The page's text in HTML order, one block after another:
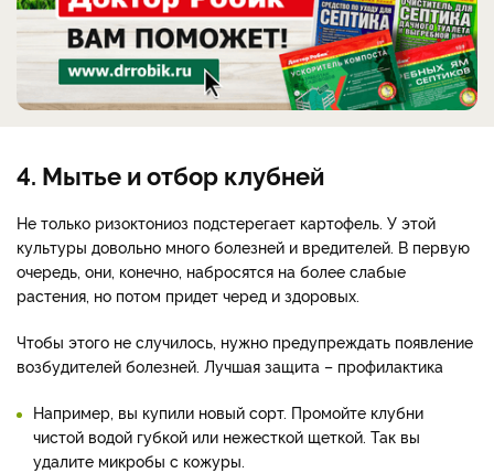
4. Мытье и отбор клубней
Не только ризоктониоз подстерегает картофель. У этой
культуры довольно много болезней и вредителей. В первую
очередь, они, конечно, набросятся на более слабые
растения, но потом придет черед и здоровых.
Чтобы этого не случилось, нужно предупреждать появление
возбудителей болезней. Лучшая защита – профилактика
Например, вы купили новый сорт. Промойте клубни
чистой водой губкой или нежесткой щеткой. Так вы
удалите микробы с кожуры.